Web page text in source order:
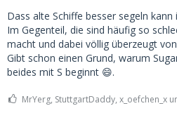
Dass alte Schiffe besser segeln
Im Gegenteil, die sind häufig so
macht und dabei völlig überzeugt
Gibt schon einen Grund, warum
beides mit S beginnt 😄.
MrYerg, StuttgartDaddy, x_oefchen_x